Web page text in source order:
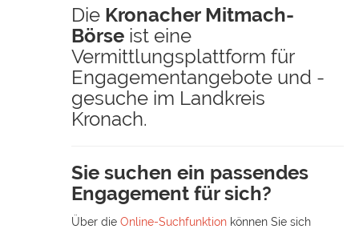
Die Kronacher Mitmach-
Börseist eine
Vermittlungsplattform für
Engagementangebote und -
gesuche im Landkreis
Kronach.
Sie suchen ein passendes
Engagement für sich?
Über die Online-Suchfunktionkönnen Sie sich